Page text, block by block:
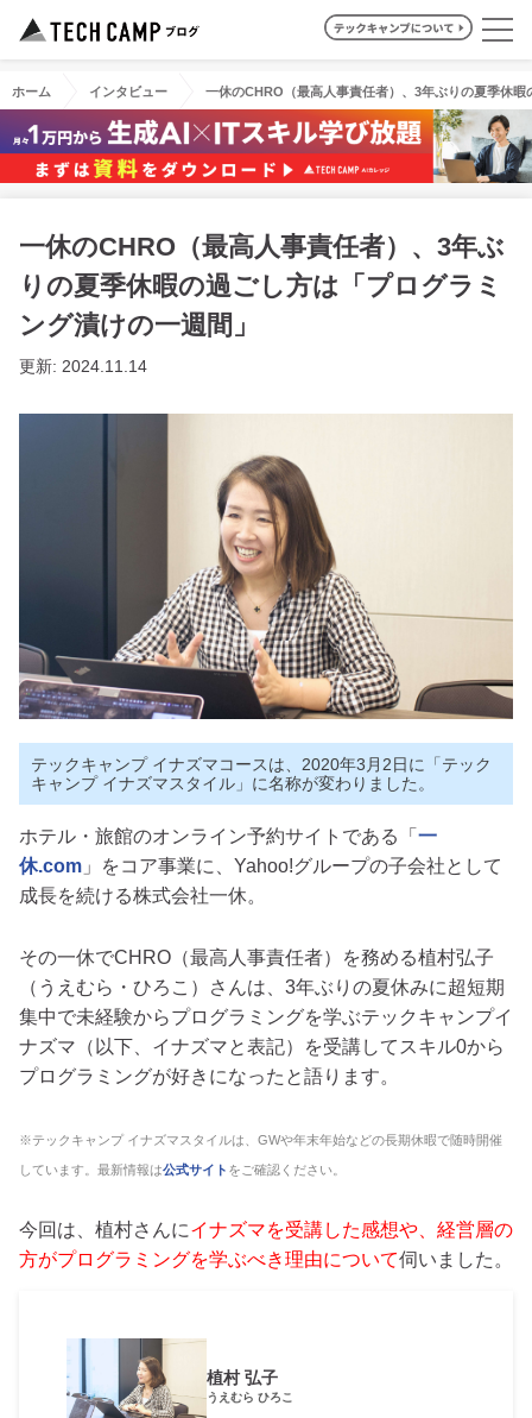
ホーム インタビュー 一休のCHRO（最高人事責任者）、3年ぶりの夏季休
一休のCHRO（最高人事責任者）、3年ぶ
りの夏季休暇の過ごし方は「プログラミ
ング漬けの一週間」
更新: 2024.11.14
テックキャンプ イナズマコースは、2020年3月2日に「テック
キャンプ イナズマスタイル」に名称が変わりました。
ホテル・旅館のオンライン予約サイトである「 一
休.com 」をコア事業に、Yahoo!グループの子会社として
成長を続ける株式会社一休。
その一休でCHRO（最高人事責任者）を務める植村弘子
（うえむら・ひろこ）さんは、3年ぶりの夏休みに超短期
集中で未経験からプログラミングを学ぶテックキャンプイ
ナズマ（以下、イナズマと表記）を受講してスキル0から
プログラミングが好きになったと語ります。
※テックキャンプ イナズマスタイルは、GWや年末年始などの長期休暇で随時開催
しています。最新情報は公式サイト をご確認ください。
今回は、植村さんにイナズマを受講した感想や、経営層の
方がプログラミングを学ぶべき理由について伺いました。
植村 弘子
うえむら ひろこ